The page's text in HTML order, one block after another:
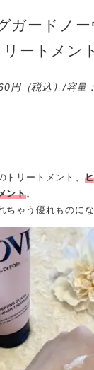
ガードノ
リートメント
円（税込）/容量
トリートメント、
ント。
ちゃう優れものに